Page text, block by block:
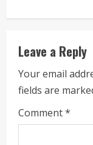
R
e
a
Leave a Reply
Your email
fields are
Comment*